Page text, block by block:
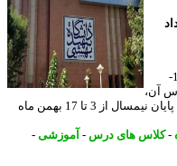
کلاس های درس از اول مهرماه آغاز و امتحانات پایان نیمسال از 3 تا 17 بهمن ماه
های درس-آموزشی -